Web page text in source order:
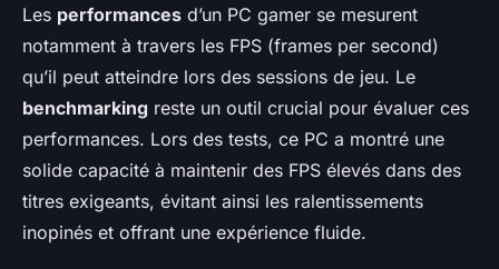
Les performances d’un PC gamer se mesurent
notamment à travers les FPS (frames per second)
qu’il peut atteindre lors des sessions de jeu. Le
benchmarking reste un outil crucial pour évaluer ces
performances. Lors des tests, ce PC a montré une
solide capacité à maintenir des FPS élevés dans des
titres exigeants, évitant ainsi les ralentissements
inopinés et offrant une expérience fluide.